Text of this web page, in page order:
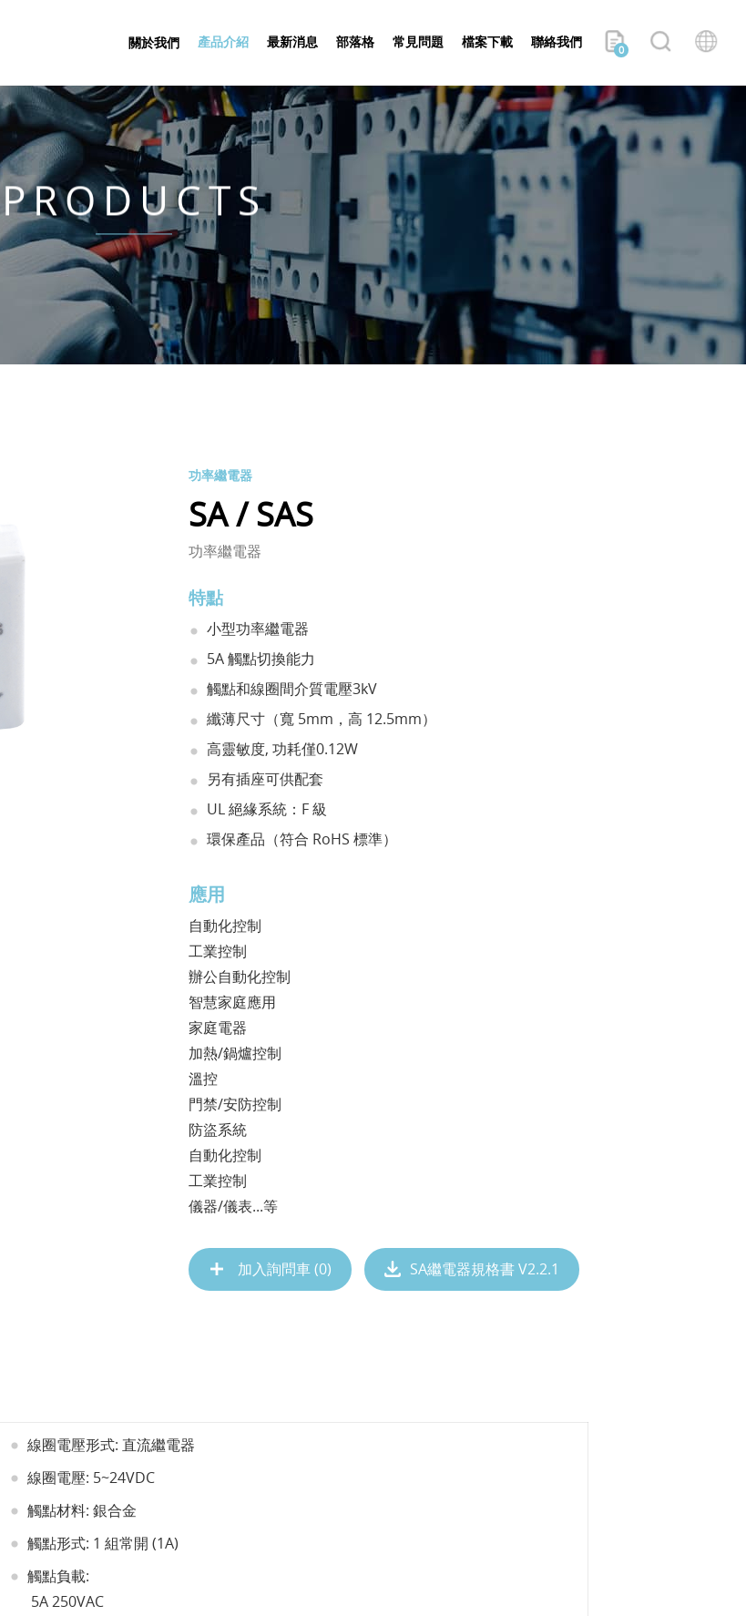
關於我們 產品介紹 最新消息 部落格 常見問題 檔案下載 聯絡我們 0
PRODUCTS
功率繼電器
SA / SAS
功率繼電器
特點
小型功率繼電器
5A 觸點切換能力
觸點和線圈間介質電壓3kV
纖薄尺寸（寬 5mm，高 12.5mm）
高靈敏度, 功耗僅0.12W
另有插座可供配套
UL 絕緣系統：F 級
環保產品（符合 RoHS 標準）
應用
自動化控制
工業控制
辦公自動化控制
智慧家庭應用
家庭電器
加熱/鍋爐控制
溫控
門禁/安防控制
防盜系統
自動化控制
工業控制
儀器/儀表...等
加入詢問車 (0) SA繼電器規格書 V2.2.1
線圈電壓形式: 直流繼電器
線圈電壓: 5~24VDC
觸點材料: 銀合金
觸點形式: 1 組常開 (1A)
觸點負載:
5A 250VAC